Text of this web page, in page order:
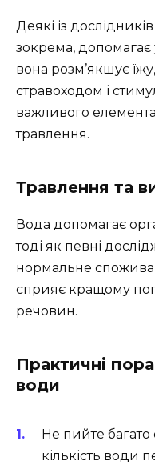
Деякі із
зокрема, допомагає
вона розм’якшує
стравоходом і
важливого
травлення.
Травлення та
Вода допомагає
тоді як певні
нормальне
сприяє кращому
речовин.
Практичні
води
Не пийте
кількість води